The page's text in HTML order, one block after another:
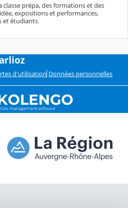
classe prépa, des formations et des
expositions et performances,
et étudiants.
d'utilisation Données personnelles